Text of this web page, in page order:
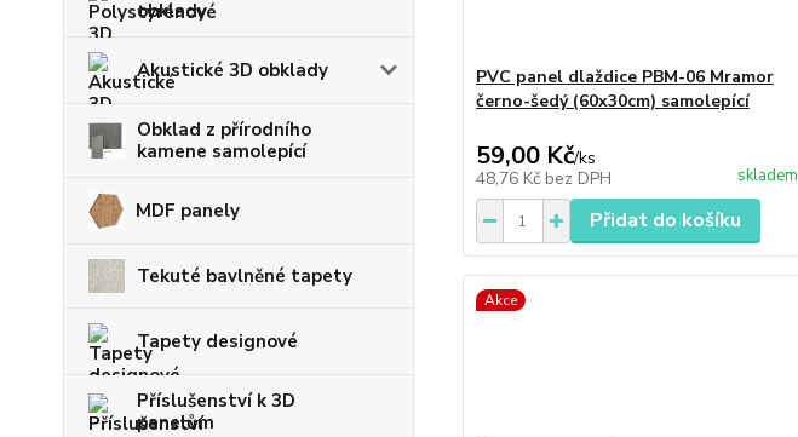
obklady
Akustické 3D obklady
Obklad z přírodního
kamene samolepící
MDF panely
Tekuté bavlněné tapety
Tapety designové
Příslušenství k 3D
panelům
PVC panel dlaždice PBM-06 Mramor
černo-šedý (60x30cm) samolepící
59,00 Kč/ks
48,76 Kč bez DPH skladem
Přidat do košíku
Akce